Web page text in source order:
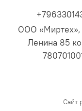
ООО «Миртех»,
Ленина 85
Сайт